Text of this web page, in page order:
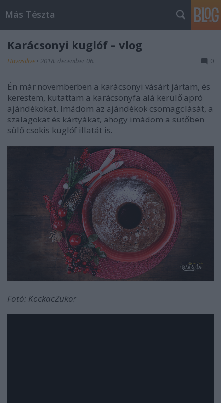
Más Tészta
Karácsonyi kuglóf – vlog
Havasilive • 2018. december 06. 0
Én már novemberben a karácsonyi vásárt jártam, és
kerestem, kutattam a karácsonyfa alá kerülő apró
ajándékokat. Imádom az ajándékok csomagolását, a
szalagokat és kártyákat, ahogy imádom a sütőben
sülő csokis kuglóf illatát is.
Fotó: KockacZukor